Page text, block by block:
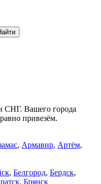
СНГ. Вашего города
привезём.
, Армавир, Артём,
, Белгород, Бердск,
, Брянск